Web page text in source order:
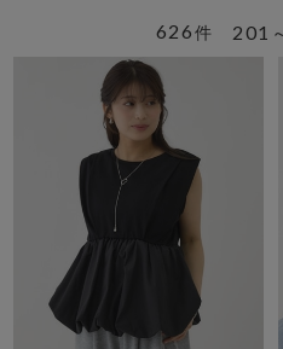
201
626件